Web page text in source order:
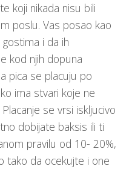
koji nikada nisu bili
poslu. Vas posao kao
i da ih
kod njih dopuna
pica se placuju po
ima stvari koje ne
se vrsi iskljucivo
dobijate baksis ili ti
pravilu od 10- 20%,
tako da ocekujte i one